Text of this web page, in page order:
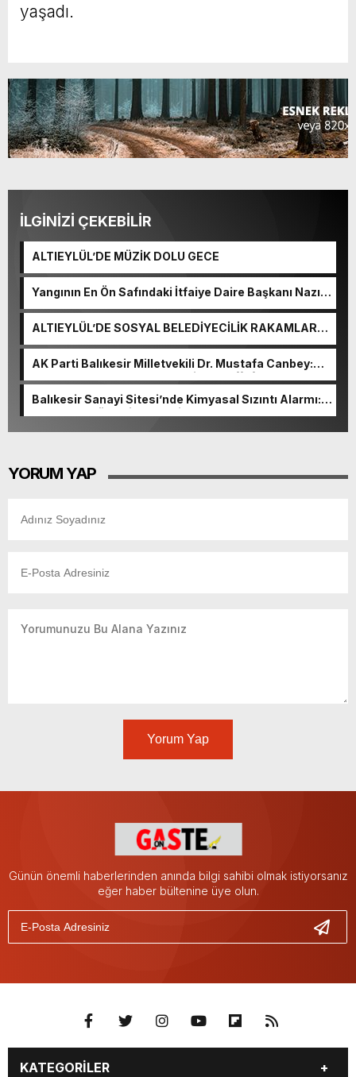
yaşadı.
İLGİNİZİ ÇEKEBİLİR
ALTIEYLÜL’DE MÜZİK DOLU GECE
Yangının En Ön Safındaki İtfaiye Daire Başkanı Nazım
ALTIEYLÜL’DE SOSYAL BELEDİYECİLİK RAKAMLARA
AK Parti Balıkesir Milletvekili Dr. Mustafa Canbey:
“Medyanın varlığı, demokratik ve şeffaf toplumun
Balıkesir Sanayi Sitesi’nde Kimyasal Sızıntı Alarmı:
52. Sokak Güvenlik Nedeniyle Boşaltıldı
YORUM YAP
Yorum Yap
Günün önemli haberlerinden anında bilgi sahibi olmak istiyorsanız
eğer haber bültenine üye olun.
KATEGORİLER